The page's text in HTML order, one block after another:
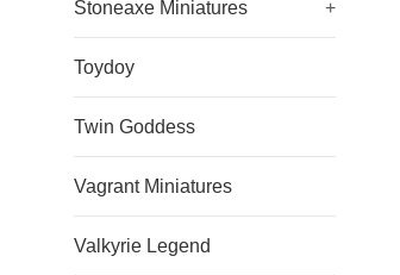
Stoneaxe Miniatures +
Toydoy
Twin Goddess
Vagrant Miniatures
Valkyrie Legend